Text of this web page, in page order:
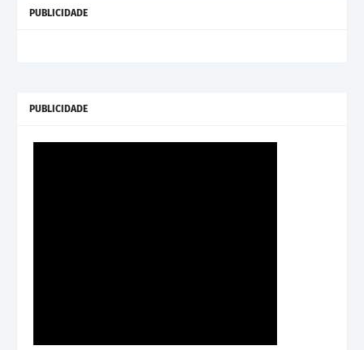
PUBLICIDADE
PUBLICIDADE